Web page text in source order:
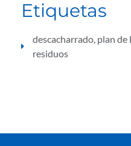
Etiquetas
descacharrado, plan de
residuos